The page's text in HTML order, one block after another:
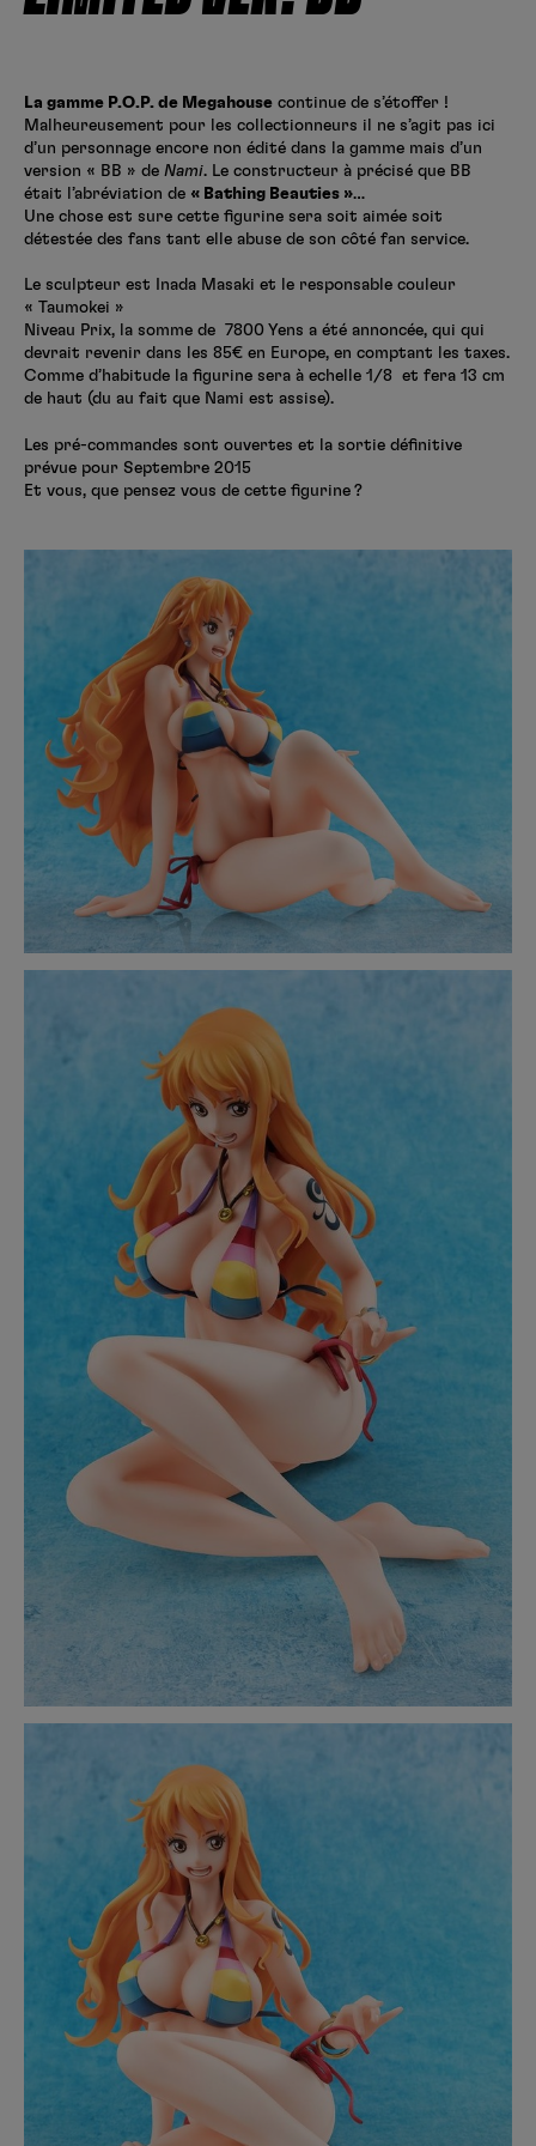
La gamme P.O.P. de Megahouse continue de s’étoffer !
Malheureusement pour les collectionneurs il ne s’agit pas ici
d’un personnage encore non édité dans la gamme mais d’un
version « BB » de Nami. Le constructeur à précisé que BB
était l’abréviation de « Bathing Beauties »…
Une chose est sure cette figurine sera soit aimée soit
détestée des fans tant elle abuse de son côté fan service.
Le sculpteur est Inada Masaki et le responsable couleur
« Taumokei »
Niveau Prix, la somme de 7800 Yens a été annoncée, qui qui
devrait revenir dans les 85€ en Europe, en comptant les taxes.
Comme d’habitude la figurine sera à echelle 1/8 et fera 13 cm
de haut (du au fait que Nami est assise).
Les pré-commandes sont ouvertes et la sortie définitive
prévue pour Septembre 2015
Et vous, que pensez vous de cette figurine ?
Se connecter S’inscrire
Fire Force
Black Butler